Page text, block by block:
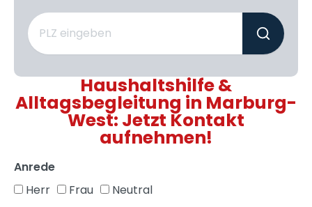
Haushaltshilfe &
Alltagsbegleitung in Marburg-
West: Jetzt Kontakt
aufnehmen!
Anrede
Herr
Frau
Neutral